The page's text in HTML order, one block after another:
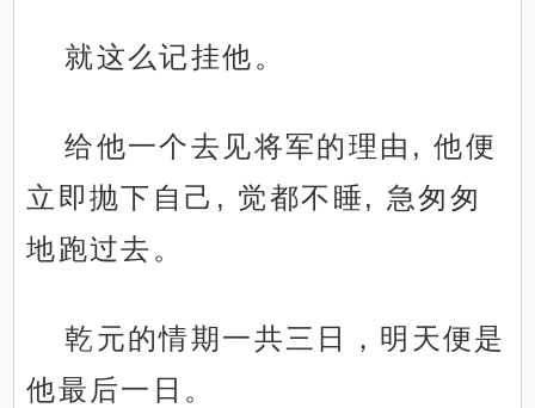
就这么记挂他。
给他一个去见将军的理由, 他便
立即抛下自己, 觉都不睡, 急匆匆
地跑过去。
乾元的情期一共三日，明天便是
他最后一日。